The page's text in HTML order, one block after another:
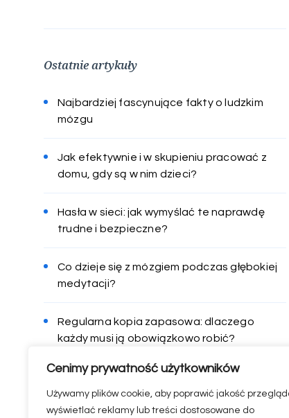
Cenimy prywatność użytkowników
Używamy plików cookie, aby poprawić jakość
wyświetlać reklamy lub treści dostosowane do
Ostatnie artykuły
Najbardziej fascynujące fakty o ludzkim
mózgu
Jak efektywnie i w skupieniu pracować z
domu, gdy są w nim dzieci?
Hasła w sieci: jak wymyślać te naprawdę
trudne i bezpieczne?
Co dzieje się z mózgiem podczas głębokiej
medytacji?
Regularna kopia zapasowa: dlaczego
każdy musi ją obowiązkowo robić?